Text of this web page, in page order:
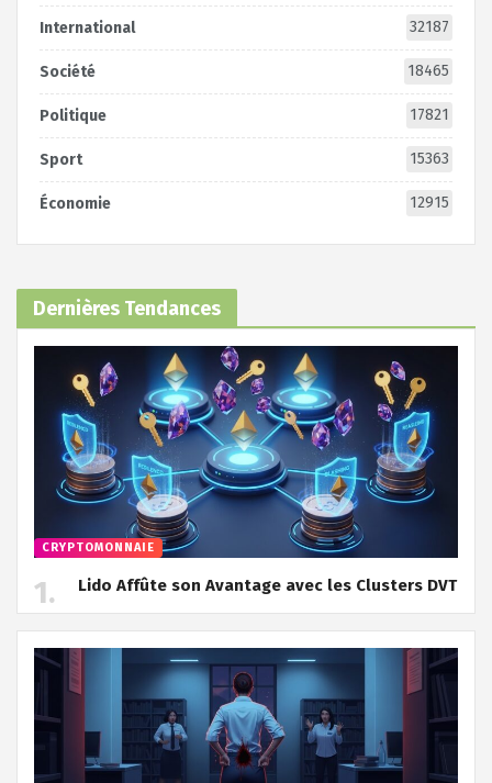
International 32187
Société 18465
Politique 17821
Sport 15363
Économie 12915
Dernières Tendances
CRYPTOMONNAIE
Lido Affûte son Avantage avec les Clusters DVT